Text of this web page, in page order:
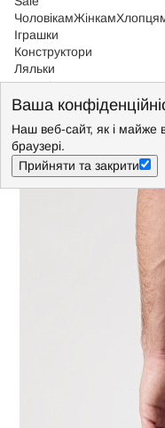
ЧоловікамЖінкам
Іграшки
Конструктори
Ляльки
Ваша
Наш веб-сайт, як і майже
браузері.
Прийняти та закрити
Чоловікам>Джинси>
Джинси Wrangler